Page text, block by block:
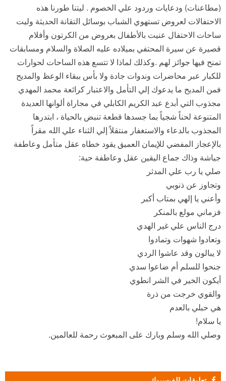
(مطاعنات) ودعايات وردود علي الخصوم . ليتنا طورنا هذه
الاحتفالات لعروض تستهوي الشباب بوسائل التقانة الحديثة وليت
ساحات الاحتفال عنيت بالأطفال بعروض من الكرتون وأفلام
قصيرة عن سيرة المحتفي بميلاده عليه الصلاة والسلام ومسابقات
تمنح فيها جوائز لهم .وكذلك لماذا لا تتسع هذه الساحات لحوارات
للكبار عبر محاضرات وندوات جادة ولا بأس ببقاء الوعظ والمديح
فمن المديح ما يدعوك إلي التأمل والاعتبار كرائعة محمد المهدي
مجذوب التي أبدع عبد الكريم الكابلي في مجاراة ألوانها العديدة
المتنوعة لحناً شجياً بما جسدها قطعة تنبض بالحياة ، ابتدرها
المجذوب بالدعاء والاستغفار منتقلاً إلي الثناء علي الله مقراً
بالإعجاز المفضي للإيمان العميق يقود خطاه عقل متأمل وعاطفة
جياشة وذاك جماع اليقين عقل وعاطفة حية:
صلي يا رب علي المدثر
وتجاوز عن ذنوبي
وأعني يا إلهي بمتاب أكبر
فزماني مولع بالمنكر
درج الناس علي غير الهدي
وتعادوا شهوات وتمادوا
لا يبالون وقد عاشوا الردي
جنحوا للسلم أم ضاعوا سدي
أيكون الخير في الشر انطوي
والقوي خرجت من ذرة
هي حبلي بالعدم
يا سلام!
وصلي الله وسلم وبارك على المبعوث رحمة للعالمين.